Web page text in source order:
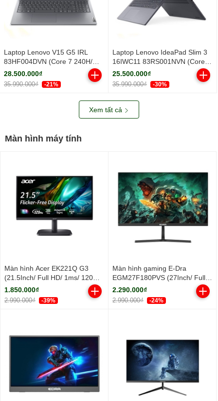
Laptop Lenovo V15 G5 IRL
83HF004DVN (Core 7 240H/
16GB/ 512GB SSD/ 15.6 inch
FHD/ Win11/ Grey/ 2Y)
28.500.000₫
35.990.000₫ -21%
Laptop Lenovo IdeaPad Slim 3
16IWC11 83RS001NVN (Core 5
320H/ 16GB/ 512GB SSD/ 16
inch WUXGA/ Win11/ Grey/ Vỏ
nhôm/ 2Y)
25.500.000₫
35.990.000₫ -30%
Xem tất cả
Màn hình máy tính
Màn hình Acer EK221Q G3
(21.5Inch/ Full HD/ 1ms/ 120Hz/
250cd/m2/ IPS)
1.850.000₫
2.990.000₫ -39%
Màn hình gaming E-Dra
EGM27F180PVS (27Inch/ Full
HD/ 1ms/ 180Hz/ 250cd/m2/
IPS)
2.290.000₫
2.990.000₫ -24%